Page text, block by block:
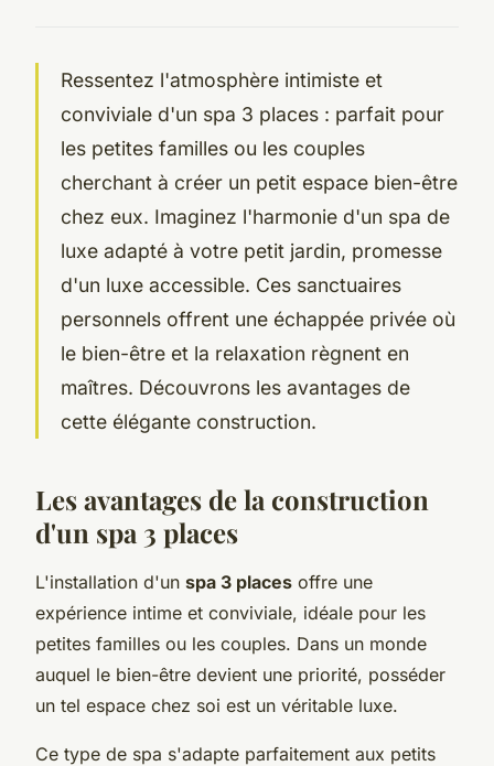
Ressentez l'atmosphère intimiste et
conviviale d'un spa 3 places : parfait pour
les petites familles ou les couples
cherchant à créer un petit espace bien-être
chez eux. Imaginez l'harmonie d'un spa de
luxe adapté à votre petit jardin, promesse
d'un luxe accessible. Ces sanctuaires
personnels offrent une échappée privée où
le bien-être et la relaxation règnent en
maîtres. Découvrons les avantages de
cette élégante construction.
Les avantages de la construction
d'un spa 3 places
L'installation d'un spa 3 places offre une
expérience intime et conviviale, idéale pour les
petites familles ou les couples. Dans un monde
auquel le bien-être devient une priorité, posséder
un tel espace chez soi est un véritable luxe.
Ce type de spa s'adapte parfaitement aux petits